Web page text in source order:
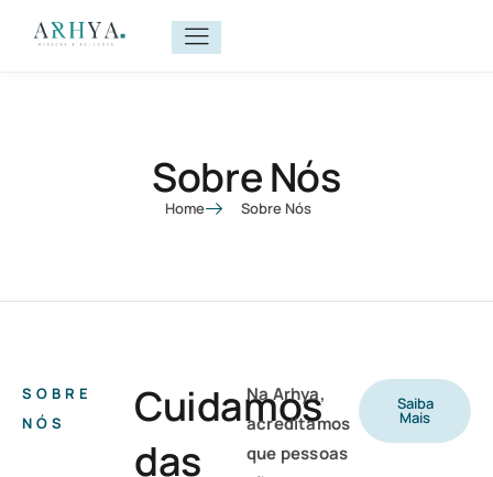
Sobre Nós
Home Sobre Nós
SOBRE
NÓS
Cuidamos
das
Na Arhya,
acreditamos
que pessoas
Saiba
Mais